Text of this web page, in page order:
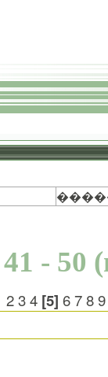
- 50
2 3 4 [5] 6 7 8 9